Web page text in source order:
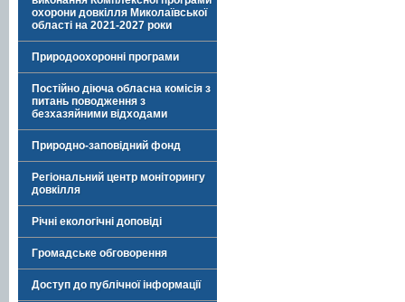
охорони довкілля Миколаївської
області на 2021-2027 роки
Природоохоронні програми
Постійно діюча обласна комісія з
питань поводження з
безхазяйними відходами
Природно-заповідний фонд
Регіональний центр моніторингу
довкілля
Річні екологічні доповіді
Громадське обговорення
Доступ до публічної інформації